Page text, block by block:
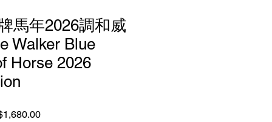
馬年2026調和威
Walker Blue
Horse 2026
Sale